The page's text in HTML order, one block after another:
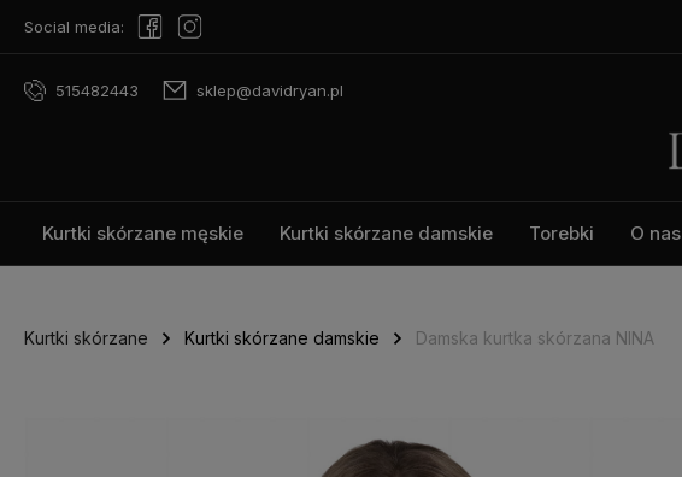
Social media:
515482443 sklep@davidryan.pl
Kurtki skórzane męskie Kurtki skórzane damskie Torebki O nas
Kurtki skórzane Kurtki skórzane damskie Damska kurtka skórzana NINA